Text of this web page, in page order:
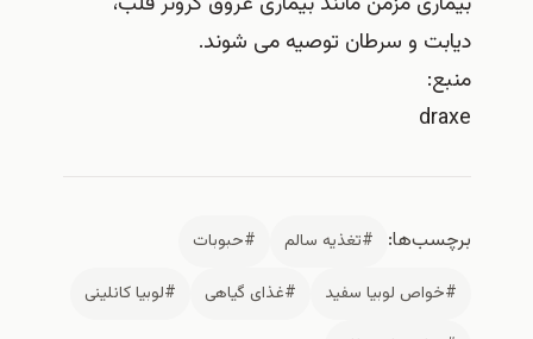
دیابت و سرطان توصیه می شوند.
منبع:
draxe
برچسب‌ها: #تغذیه سالم
#حبوبات
#خواص لوبیا سفید
#غذای گیاهی
#لوبیا کانلینی